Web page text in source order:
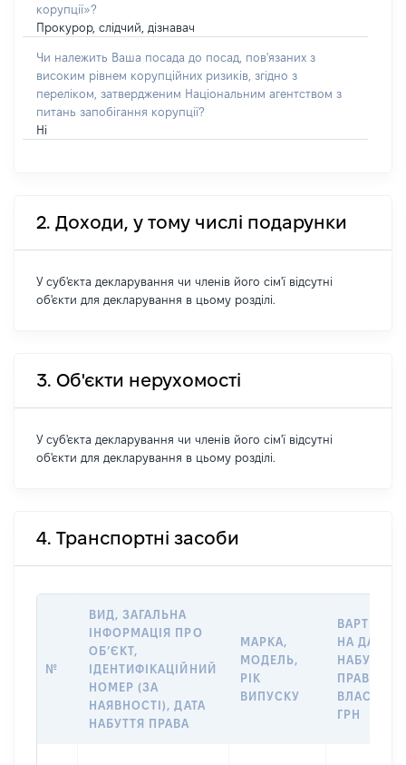
корупції»?
Прокурор, слідчий, дізнавач
Чи належить Ваша посада до посад, пов'язаних з
високим рівнем корупційних ризиків, згідно з
переліком, затвердженим Національним агентством з
питань запобігання корупції?
Ні
2. Доходи, у тому числі подарунки
У суб'єкта декларування чи членів його сім'ї відсутні
об'єкти для декларування в цьому розділі.
3. Об'єкти нерухомості
У суб'єкта декларування чи членів його сім'ї відсутні
об'єкти для декларування в цьому розділі.
4. Транспортні засоби
№
ВИД, ЗАГАЛЬНА
ІНФОРМАЦІЯ ПРО
ОБ’ЄКТ,
ІДЕНТИФІКАЦІЙНИЙ
НОМЕР (ЗА
НАЯВНОСТІ), ДАТА
НАБУТТЯ ПРАВА
МАРКА,
МОДЕЛЬ,
РІК
ВИПУСКУ
ВАРТІСТЬ
НА ДАТУ
НАБУТТЯ
ПРАВА
ГРН